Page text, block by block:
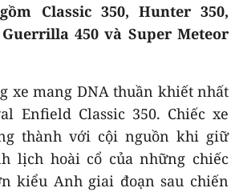
Classic 350, Hunter 350,
450 và Super Meteor
xe mang DNA thuần khiết nhất
Enfield Classic 350. Chiếc xe
thành với cội nguồn khi giữ
lịch hoài cổ của những chiếc
kiểu Anh giai đoạn sau chiến